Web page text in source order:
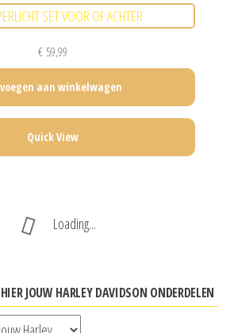
€59,99
aan winkelwagen
Quick View
Loading...
JOUW HARLEY DAVIDSON ONDERDELEN